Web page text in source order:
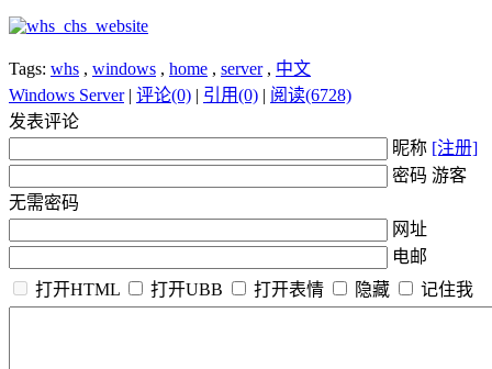
Tags: whs , windows , home , server, 中文
Windows Server| 评论(0) | 引用(0) | 阅读(6728)
发表评论
昵称 [注册]
密码 游客
无需密码
网址
电邮
打开HTML
打开UBB 打开表情 隐藏 记住我